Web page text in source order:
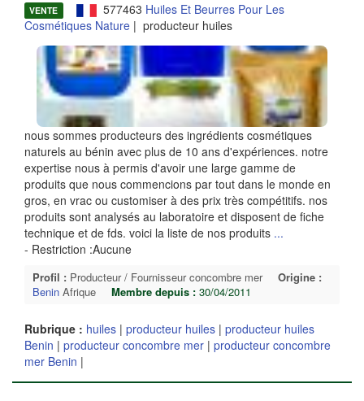
VENTE 577463 Huiles Et Beurres Pour Les
Cosmétiques Nature | producteur huiles
nous sommes producteurs des ingrédients cosmétiques
naturels au bénin avec plus de 10 ans d'expériences. notre
expertise nous à permis d'avoir une large gamme de
produits que nous commencions par tout dans le monde en
gros, en vrac ou customiser à des prix très compétitifs. nos
produits sont analysés au laboratoire et disposent de fiche
technique et de fds. voici la liste de nos produits ...
- Restriction :Aucune
Profil : Producteur / Fournisseur concombre mer
Origine :
Benin Afrique Membre depuis : 30/04/2011
Rubrique : huiles | producteur huiles | producteur huiles
Benin | producteur concombre mer | producteur concombre
mer Benin |